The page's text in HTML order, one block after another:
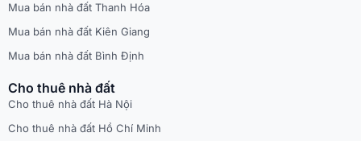
Mua bán nhà đất Thanh Hóa
Mua bán nhà đất Kiên Giang
Mua bán nhà đất Bình Định
Cho thuê nhà đất
Cho thuê nhà đất Hà Nội
Cho thuê nhà đất Hồ Chí Minh